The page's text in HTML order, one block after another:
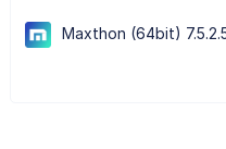
Maxthon (64bit)